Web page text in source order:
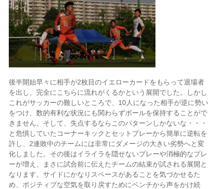
後半開始早々に相手が2枚目のイエローカードをもらって退場者
を出し、完全にこちらに流れがくるかという展開でした。しかし
これがサッカーの難しいところで、10人になった相手が逆に勢い
をつけ、数的有利な状況にも関わらずボールを保持することがで
きません。そして、失点するならこのパターンしかないな・・・
と危惧していたコーナーキックとセットプレーから簡単に逆転を
許し、2連敗中のチームには非常にダメージの大きい劣勢へと変
化しました。その後はイライラを隠せないプレーや消極的なプレ
ーが増え、まさに試合前に伝えたチームの結束が試される展開と
なります。サイドにかなりスペースがあることを気づかせるた
め、ポジティブな空気を取り戻すためにベンチから声をかけ続